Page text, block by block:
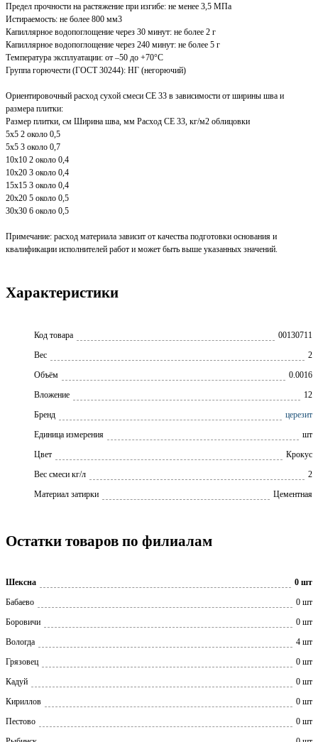
Предел прочности на растяжение при изгибе: не менее 3,5 МПа
Истираемость: не более 800 мм3
Капиллярное водопоглощение через 30 минут: не более 2 г
Капиллярное водопоглощение через 240 минут: не более 5 г
Температура эксплуатации: от –50 до +70°C
Группа горючести (ГОСТ 30244): НГ (негорючий)
Ориентировочный расход сухой смеси CE 33 в зависимости от ширины шва и
размера плитки:
Размер плитки, см Ширина шва, мм Расход CE 33, кг/м2 облицовки
5х5 2 около 0,5
5х5 3 около 0,7
10х10 2 около 0,4
10х20 3 около 0,4
15х15 3 около 0,4
20х20 5 около 0,5
30х30 6 около 0,5
Примечание: расход материала зависит от качества подготовки основания и
квалификации исполнителей работ и может быть выше указанных значений.
Характеристики
Код товара
00130711
Вес
2
Объём
0.0016
Вложение
12
Бренд
церезит
Единица измерения
шт
Цвет
Крокус
Вес смеси кг/л
2
Материал затирки
Цементная
Остатки товаров по филиалам
Шексна
0 шт
Бабаево
0 шт
Боровичи
0 шт
Вологда
4 шт
Грязовец
0 шт
Кадуй
0 шт
Кириллов
0 шт
Пестово
0 шт